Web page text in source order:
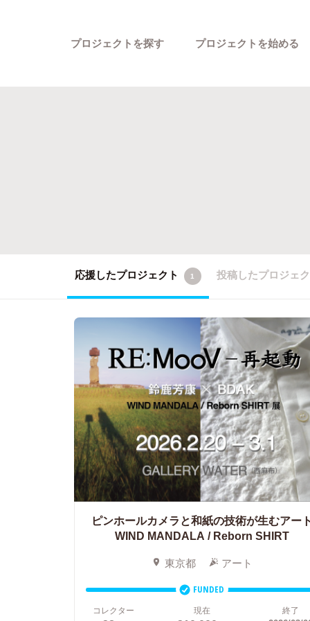
プロジェクトを探す プロジェクトを始める
応援したプロジェクト 1 投稿したプロジェ
ピンホールカメラと和紙の技術が生むアート
WIND MANDALA / Reborn SHIRT
東京都 アート
FUNDED
コレクター
現在 終了